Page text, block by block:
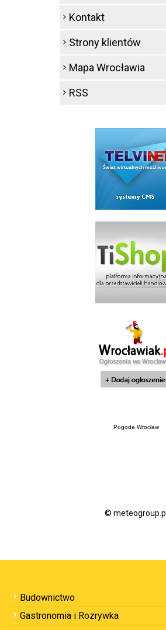
Kontakt
Strony klientów
Mapa Wrocławia
RSS
Pogoda Wrocław
© meteogroup.pl
Budownictwo
Gastronomia i Rozrywka